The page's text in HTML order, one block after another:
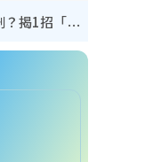
WhatsApp預設貼圖點刪？揭1招「反向操作」還原簡潔介面 附3步實測教學